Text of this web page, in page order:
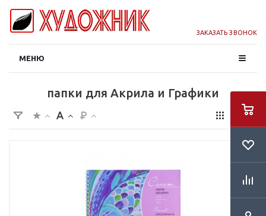
ЗАКАЗАТЬ ЗВОНОК
МЕНЮ
папки для Акрила и Графики